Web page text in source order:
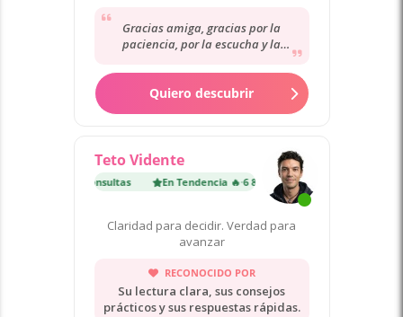
Gracias amiga, gracias por la
paciencia, por la escucha y la
atención........................................................
..........................................................................
...........................
Quiero descubrir
Teto Vidente
6 800 consultas En Tendencia 🔥 6 800 consultas
Claridad para decidir. Verdad para
avanzar
RECONOCIDO POR
Su lectura clara, sus consejos
prácticos y sus respuestas rápidas.